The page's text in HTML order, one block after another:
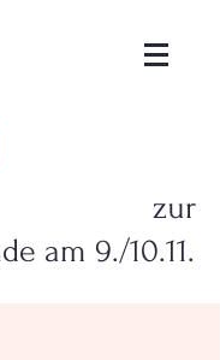
zur
am 9./10.11.